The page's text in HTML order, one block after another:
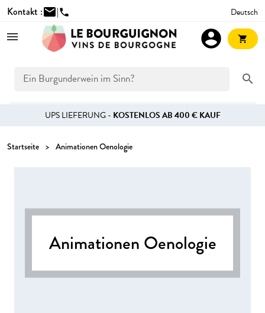
Kontakt :mail|phone Deutsch
search
account_circle shopping_cart
UPS LIEFERUNG - KOSTENLOS AB 400 € KAUF
Startseite Animationen Oenologie
Animationen Oenologie